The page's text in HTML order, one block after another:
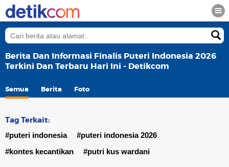
Berita Dan Informasi Finalis Puteri Indonesia 2026
Terkini Dan Terbaru Hari Ini - Detikcom
Semua Berita Foto
Tag Terkait:
#puteri indonesia
#puteri indonesia 2026
#kontes kecantikan
#putri kus wardani